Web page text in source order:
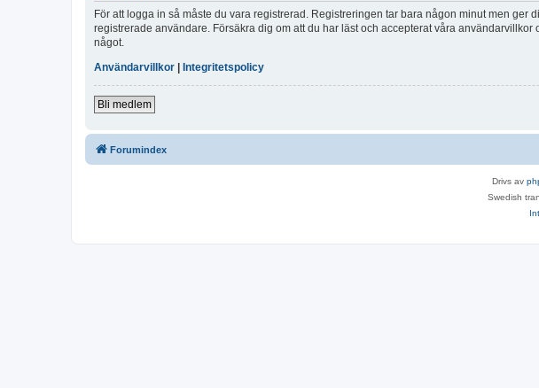
För att logga in så måste du vara registrerad. Registreringen tar bara någon minut men
registrerade användare. Försäkra dig om att du har läst och accepterat våra
något.
Användarvillkor | Integritetspolicy
Bli medlem
Forumindex
Drivs av
Swedish